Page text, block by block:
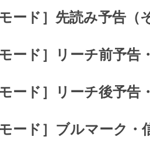
モード］先読み予告
ード］リーチ前予告
ード］リーチ後予告
ード］ブルマーク・